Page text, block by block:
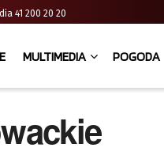
41 200 20 20
MULTIMEDIA POGODA